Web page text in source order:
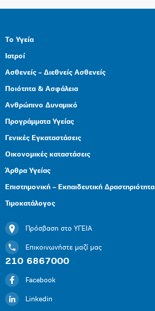
Το Υγεία
Ιατροί
Ασθενείς – Διεθνείς Ασθενείς
Ποιότητα & Ασφάλεια
Ανθρώπινο Δυναμικό
Προγράμματα Υγείας
Γενικές Εγκαταστάσεις
Οικονομικές καταστάσεις
Άρθρα Υγείας
Επιστημονική – Εκπαιδευτική Δραστηριότητα
Τιμοκατάλογος
Πρόσβαση στο ΥΓΕΙΑ
Επικοινωνήστε μαζί μας
210 6867000
Facebook
Linkedin